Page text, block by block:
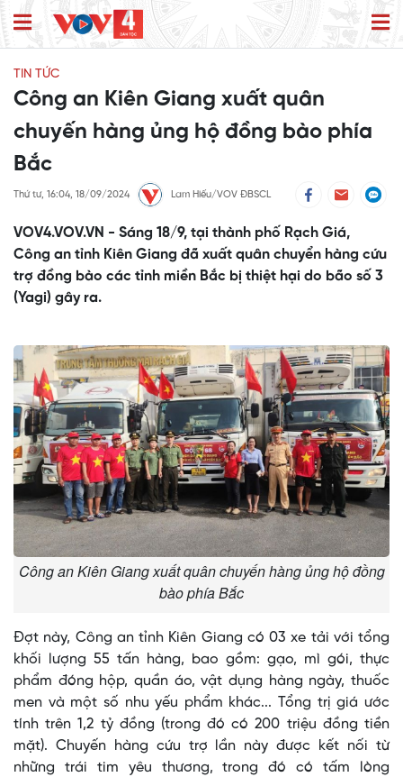
TIN TỨC
Công an Kiên Giang xuất quân
chuyến hàng ủng hộ đồng bào phía
Bắc
Thứ tư, 16:04, 18/09/2024 Lam Hiếu/VOV ĐBSCL
VOV4.VOV.VN - Sáng 18/9, tại thành phố Rạch Giá,
Công an tỉnh Kiên Giang đã xuất quân chuyển hàng cứu
trợ đồng bào các tỉnh miền Bắc bị thiệt hại do bão số 3
(Yagi) gây ra.
Công an Kiên Giang xuất quân chuyến hàng ủng hộ đồng
bào phía Bắc
Đợt này, Công an tỉnh Kiên Giang có 03 xe tải với tổng
khối lượng 55 tấn hàng, bao gồm: gạo, mì gói, thực
phẩm đóng hộp, quần áo, vật dụng hàng ngày, thuốc
men và một số nhu yếu phẩm khác... Tổng trị giá ước
tính trên 1,2 tỷ đồng (trong đó có 200 triệu đồng tiền
mặt). Chuyến hàng cứu trợ lần này được kết nối từ
những trái tim yêu thương, trong đó có tấm lòng